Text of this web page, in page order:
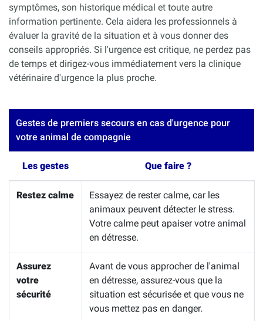
symptômes, son historique médical et toute autre
information pertinente. Cela aidera les professionnels à
évaluer la gravité de la situation et à vous donner des
conseils appropriés. Si l'urgence est critique, ne perdez pas
de temps et dirigez-vous immédiatement vers la clinique
vétérinaire d'urgence la plus proche.
Gestes de premiers secours en cas d'urgence pour
votre animal de compagnie
Les gestes Que faire ?
Restez calme
Essayez de rester calme, car les
animaux peuvent détecter le stress.
Votre calme peut apaiser votre animal
en détresse.
Assurez
votre
sécurité
Avant de vous approcher de l'animal
en détresse, assurez-vous que la
situation est sécurisée et que vous ne
vous mettez pas en danger.